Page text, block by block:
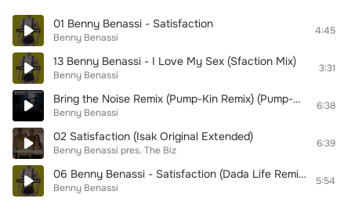
01 Benny Benassi - Satisfaction
Benny Benassi
4:45
13 Benny Benassi - I Love My Sex (Sfaction Mix)
Benny Benassi
3:31
Bring the Noise Remix (Pump-Kin Remix) (Pump-Kin/Public Enemy Remix)
Benny Benassi
6:38
02 Satisfaction (Isak Original Extended)
Benny Benassi pres. The Biz
6:39
06 Benny Benassi - Satisfaction (Dada Life Remix)
Benny Benassi
5:54